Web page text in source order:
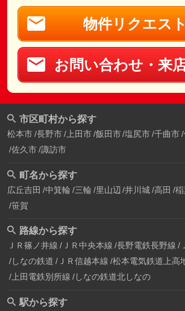
物件リクエスト
お問い合わせ・来
市区町村から探す
松本市 長野市 上田市 飯田市 塩尻市 千曲市
佐久市 諏訪市
町名から探す
広丘吉田 中箕輪 三輪 里山辺 井川城 高田
笹賀
路線から探す
ＪＲ篠ノ井線 ＪＲ中央本線 長野電鉄長野線
しなの鉄道 ＪＲ信越本線 松本電気鉄道上高
上田電鉄別所線 しなの鉄道北しなの
駅から探す